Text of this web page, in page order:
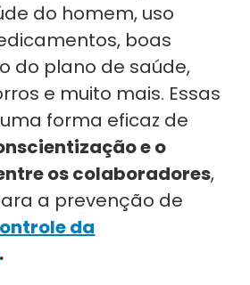
do homem, uso
boas
do plano de saúde,
e muito mais. Essas
forma eficaz de
e o
os colaboradores,
a prevenção de
da
.